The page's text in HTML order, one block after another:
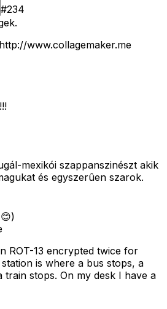
#234
www.collagemaker.me
mexikói szappanszinészt akik
és egyszerûen szarok.
ROT-13 encrypted twice for
is where a bus stops, a
train stops. On my desk I have a